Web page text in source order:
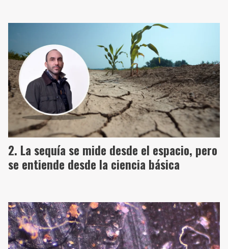
La sequía se mide desde el espacio, pero
se entiende desde la ciencia básica